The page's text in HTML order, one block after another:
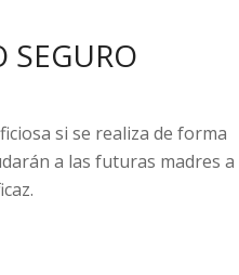
SEGURO
si se realiza de forma
a las futuras madres a